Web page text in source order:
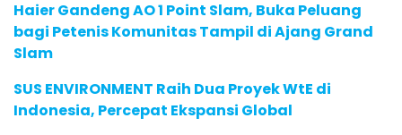
Haier Gandeng AO 1 Point Slam, Buka Peluang
bagi Petenis Komunitas Tampil di Ajang Grand
Slam
SUS ENVIRONMENT Raih Dua Proyek WtE di
Indonesia, Percepat Ekspansi Global